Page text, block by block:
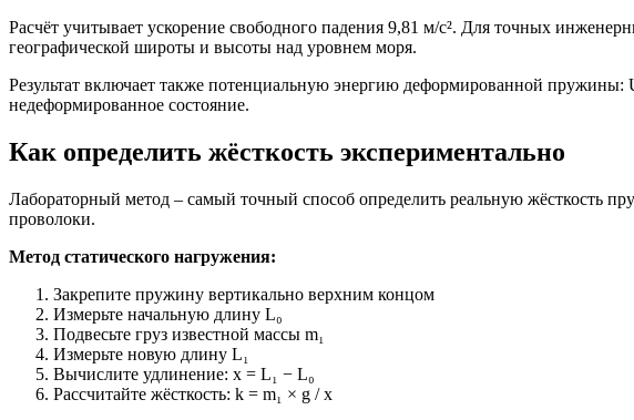
Расчёт учитывает ускорение свободного падения 9,81 м/с². Для точных
географической широты и высоты над уровнем моря.
Результат включает также потенциальную энергию деформированной
недеформированное состояние.
Как определить жёсткость экспериментально
Лабораторный метод – самый точный способ определить реальную жёсткость
проволоки.
Метод статического нагружения:
Закрепите пружину вертикально верхним концом
Измерьте начальную длину L₀
Подвесьте груз известной массы m₁
Измерьте новую длину L₁
Вычислите удлинение: x = L₁ − L₀
Рассчитайте жёсткость: k = m₁ × g / x